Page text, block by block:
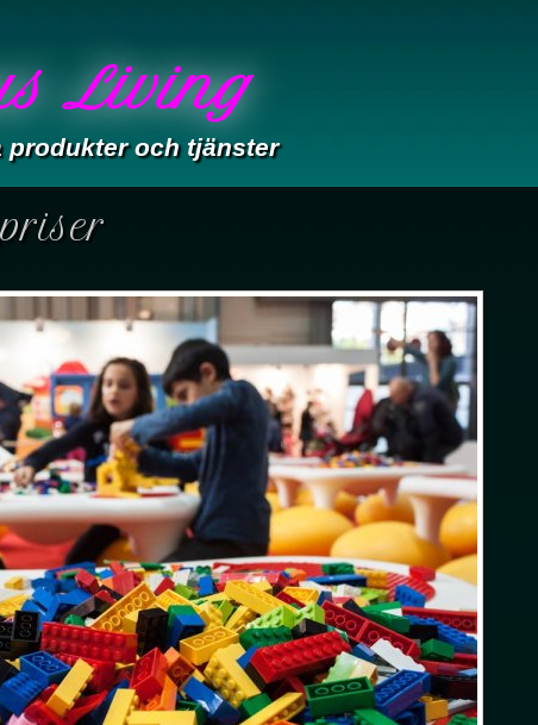
Living
produkter och tjänster